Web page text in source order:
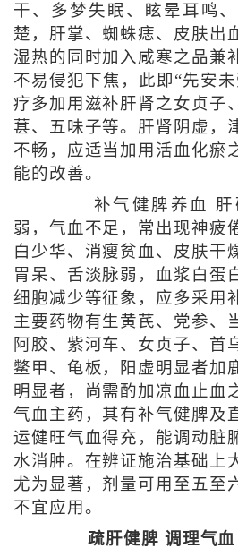
干、多梦失眠、眩晕耳鸣
楚，肝掌、蜘蛛痣、皮肤出
湿热的同时加入咸寒之品兼
不易侵犯下焦，此即“先安
疗多加用滋补肝肾之女贞子
葚、五味子等。肝肾阴虚，
不畅，应适当加用活血化瘀
能的改善。
补气健脾养血 肝
弱，气血不足，常出现神疲
白少华、消瘦贫血、皮肤干
胃呆、舌淡脉弱，血浆白蛋
细胞减少等征象，应多采用
主要药物有生黄芪、党参、
阿胶、紫河车、女贞子、首
鳖甲、龟板，阳虚明显者加
明显者，尚需酌加凉血止血
气血主药，其有补气健脾及
运健旺气血得充，能调动脏
水消肿。在辨证施治基础上
尤为显著，剂量可用至五至
不宜应用。
疏肝健脾 调理气血